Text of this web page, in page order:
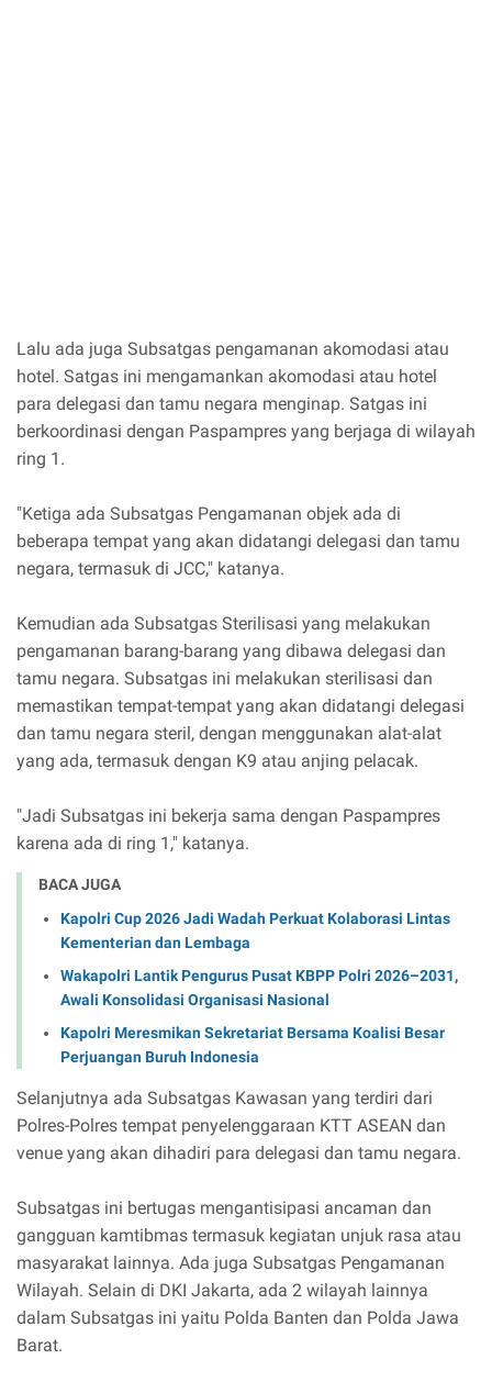
Lalu ada juga Subsatgas pengamanan akomodasi atau
hotel. Satgas ini mengamankan akomodasi atau hotel
para delegasi dan tamu negara menginap. Satgas ini
berkoordinasi dengan Paspampres yang berjaga di wilayah
ring 1.
"Ketiga ada Subsatgas Pengamanan objek ada di
beberapa tempat yang akan didatangi delegasi dan tamu
negara, termasuk di JCC," katanya.
Kemudian ada Subsatgas Sterilisasi yang melakukan
pengamanan barang-barang yang dibawa delegasi dan
tamu negara. Subsatgas ini melakukan sterilisasi dan
memastikan tempat-tempat yang akan didatangi delegasi
dan tamu negara steril, dengan menggunakan alat-alat
yang ada, termasuk dengan K9 atau anjing pelacak.
"Jadi Subsatgas ini bekerja sama dengan Paspampres
karena ada di ring 1," katanya.
BACA JUGA
Kapolri Cup 2026 Jadi Wadah Perkuat Kolaborasi Lintas
Kementerian dan Lembaga
Wakapolri Lantik Pengurus Pusat KBPP Polri 2026–2031,
Awali Konsolidasi Organisasi Nasional
Kapolri Meresmikan Sekretariat Bersama Koalisi Besar
Perjuangan Buruh Indonesia
Selanjutnya ada Subsatgas Kawasan yang terdiri dari
Polres-Polres tempat penyelenggaraan KTT ASEAN dan
venue yang akan dihadiri para delegasi dan tamu negara.
Subsatgas ini bertugas mengantisipasi ancaman dan
gangguan kamtibmas termasuk kegiatan unjuk rasa atau
masyarakat lainnya. Ada juga Subsatgas Pengamanan
Wilayah. Selain di DKI Jakarta, ada 2 wilayah lainnya
dalam Subsatgas ini yaitu Polda Banten dan Polda Jawa
Barat.